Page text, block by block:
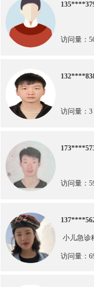
访问量：
访问量：3
访问量：
小儿急诊
访问量：